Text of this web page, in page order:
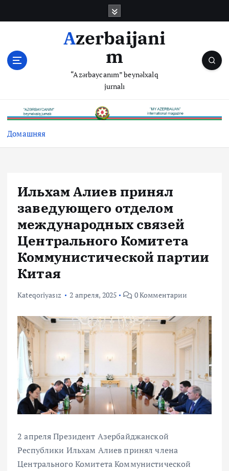
р
Azerbaijani
m
“Azərbaycanım” beynəlxalq
jurnalı
Домашняя
Ильхам Алиев принял
заведующего отделом
международных связей
Центрального Комитета
Коммунистической партии
Китая
Kateqoriyasız 2 апреля, 2025 0 Комментарии
2 апреля Президент Азербайджанской
Республики Ильхам Алиев принял члена
Центрального Комитета Коммунистической